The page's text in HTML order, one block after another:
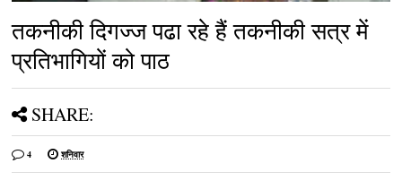
तकनीकी दिगज्ज पढा रहे हैं तकनीकी सत्र में
प्रतिभागियों को पाठ
SHARE:
4 शनिवार